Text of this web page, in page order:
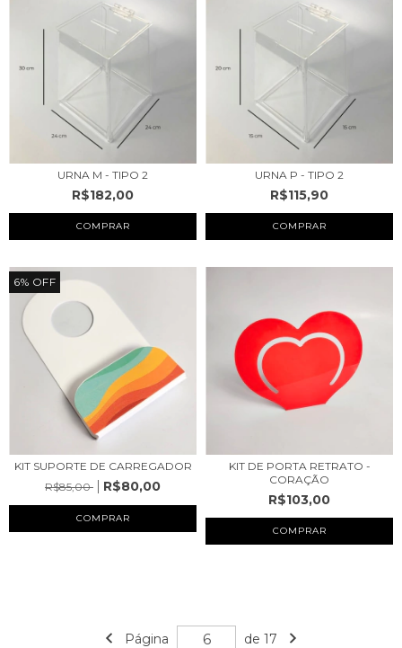
URNA M - TIPO 2
R$182,00
COMPRAR
URNA P - TIPO 2
R$115,90
COMPRAR
6% OFF
KIT SUPORTE DE CARREGADOR
R$85,00
R$80,00
COMPRAR
KIT DE PORTA RETRATO -
CORAÇÃO
R$103,00
COMPRAR
Página de 17